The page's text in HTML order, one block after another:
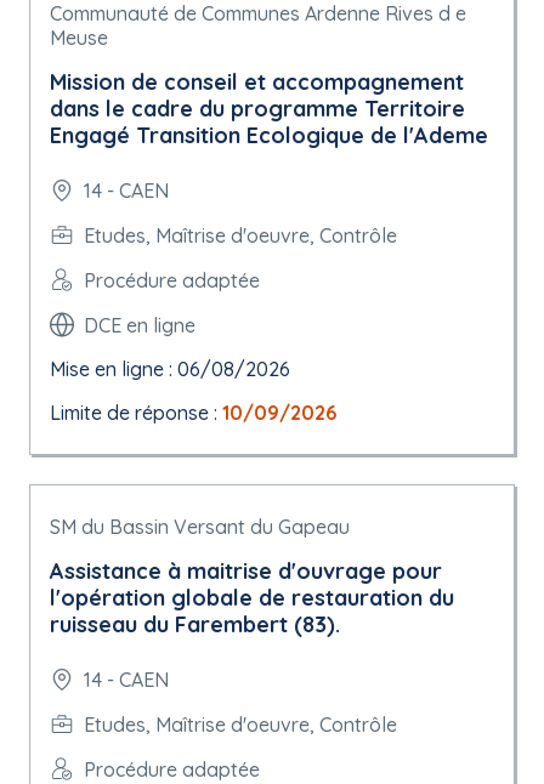
Communauté de Communes Ardenne Rives d e
Meuse
Mission de conseil et accompagnement
dans le cadre du programme Territoire
Engagé Transition Ecologique de l'Ademe
14 - CAEN
Etudes, Maîtrise d'oeuvre, Contrôle
Procédure adaptée
DCE en ligne
Mise en ligne : 06/08/2026
Limite de réponse : 10/09/2026
SM du Bassin Versant du Gapeau
Assistance à maitrise d'ouvrage pour
l'opération globale de restauration du
ruisseau du Farembert (83).
14 - CAEN
Etudes, Maîtrise d'oeuvre, Contrôle
Procédure adaptée